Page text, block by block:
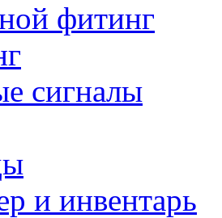
фитинг
сигналы
и инвентарь